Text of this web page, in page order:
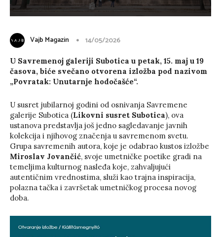
Vajb Magazin 14/05/2026
U Savremenoj galeriji Subotica u petak, 15. maj u 19
časova, biće svečano otvorena izložba pod nazivom
„Povratak: Unutarnje hodočašće“.
U susret jubilarnoj godini od osnivanja Savremene
galerije Subotica (Likovni susret Subotica), ova
ustanova predstavlja još jedno sagledavanje javnih
kolekcija i njihovog značenja u savremenom svetu.
Grupa savremenih autora, koje je odabrao kustos izložbe
Miroslav Jovančić, svoje umetničke poetike gradi na
temeljima kulturnog nasleđa koje, zahvaljujući
autentičnim vrednostima, služi kao trajna inspiracija,
polazna tačka i završetak umetničkog procesa novog
doba.